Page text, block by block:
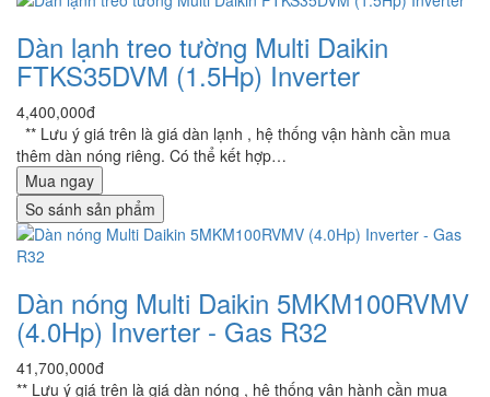
Dàn lạnh treo tường Multi Daikin
FTKS35DVM (1.5Hp) Inverter
4,400,000đ
** Lưu ý giá trên là giá dàn lạnh , hệ thống vận hành cần mua
thêm dàn nóng riêng. Có thể kết hợp…
Mua ngay
So sánh sản phẩm
Dàn nóng Multi Daikin 5MKM100RVMV
(4.0Hp) Inverter - Gas R32
41,700,000đ
** Lưu ý giá trên là giá dàn nóng , hệ thống vận hành cần mua